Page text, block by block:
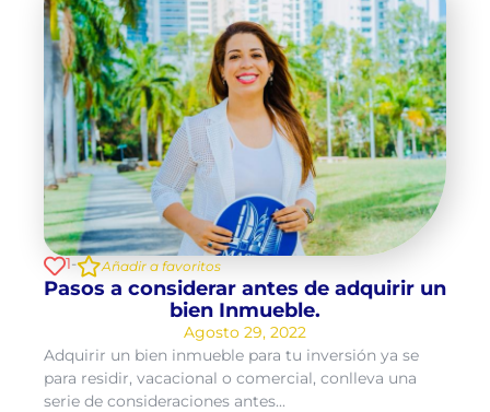
1- Añadir a favoritos
Pasos a considerar antes de adquirir un
bien Inmueble.
Agosto 29, 2022
Adquirir un bien inmueble para tu inversión ya se
para residir, vacacional o comercial, conlleva una
serie de consideraciones antes...